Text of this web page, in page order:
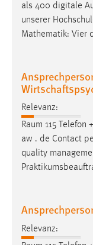
als 400 digitale
unserer
Mathematik: Vier
Relevanz:
Raum 115
aw . de Contact
quality
Relevanz:
Cookie
Name:
Anbieter:
Zweck:
Conversion-